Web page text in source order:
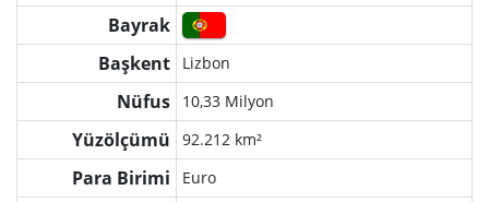
Bayrak
Başkent
Lizbon
Nüfus 10,33 Milyon
Yüzölçümü 92.212 km²
Para Birimi Euro